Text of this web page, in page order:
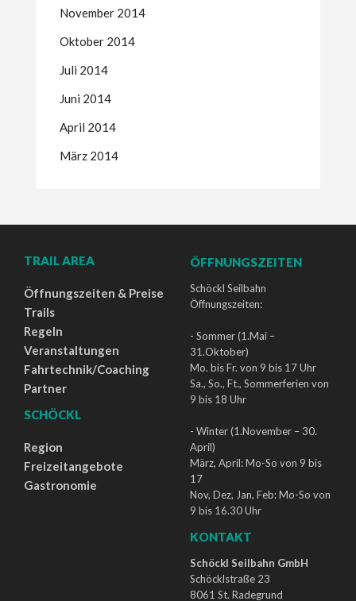
November 2014
Oktober 2014
Juli 2014
Juni 2014
April 2014
März 2014
TRAIL AREA
Öffnungszeiten & Preise
Trails
Regeln
Veranstaltungen
Fahrtechnik/Coaching
Partner
SCHÖCKL
Region
Freizeitangebote
Gastronomie
ÖFFNUNGSZEITEN
Schöckl Seilbahn
Öffnungszeiten:
- Sommer (1.Mai –
31.Oktober)
Mo. bis Fr. von 9 bis 17 Uhr
Sa., So., Ft., Sommerferien von
9 bis 18 Uhr
- Winter (1.November – 30.
April)
März, April: Mo-So von 9 bis
17
Nov, Dez, Jan, Feb: Mo-So von
9 bis 16.30 Uhr
KONTAKT
Schöckl Seilbahn GmbH
Schöcklstraße 23
8061 St. Radegrund